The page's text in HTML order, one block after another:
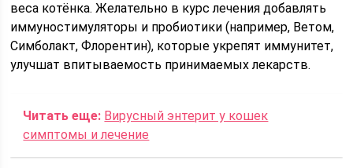
веса котёнка. Желательно в курс лечения добавлять
иммуностимуляторы и пробиотики (например, Ветом,
Симболакт, Флорентин), которые укрепят иммунитет,
улучшат впитываемость принимаемых лекарств.
Читать еще: Вирусный энтерит у кошек
симптомы и лечение